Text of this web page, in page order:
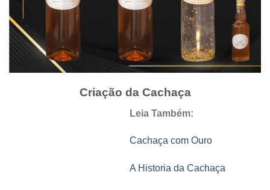
Criação da Cachaça
Leia Também:
Cachaça com Ouro
A Historia da Cachaça